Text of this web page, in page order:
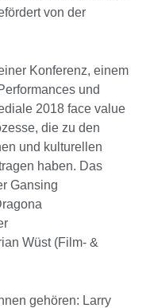
von der
Konferenz, einem
und
2018 face value
die zu den
und kulturellen
haben. Das
Gansing
Wüst (Film- &
gehören: Larry